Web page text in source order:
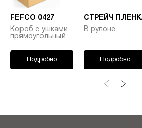
FEFCO 0427
Короб с ушками
прямоугольный
Подробно
СТРЕЙЧ
В рулоне
Подробно